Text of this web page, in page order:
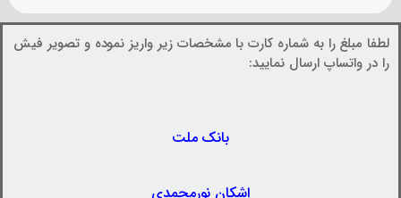
لطفا مبلغ را به شماره کارت با مشخصات زیر واریز نموده و تصویر فیش
را در واتساپ ارسال نمایید:
بانک ملت
اشکان نورمحمدی